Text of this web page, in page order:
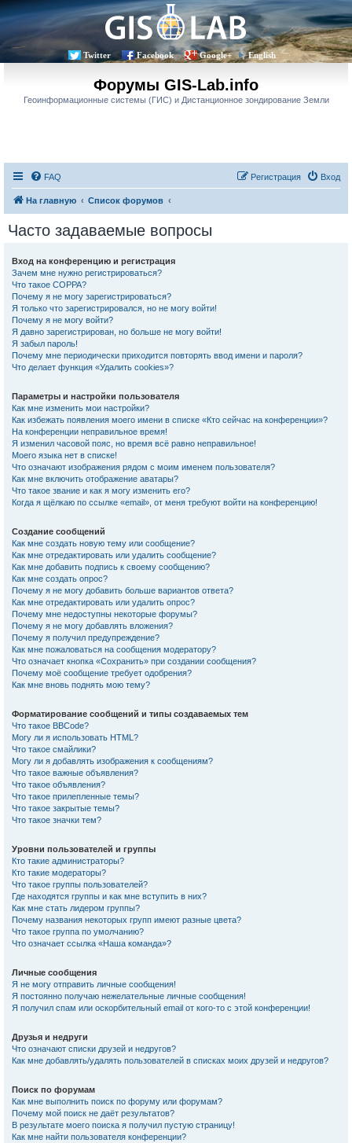
Twitter Facebook Google+ English
Форумы GIS-Lab.info
Геоинформационные системы (ГИС) и Дистанционное зондирование Земли
FAQ Вход
Регистрация
На главную Список форумов
Часто задаваемые вопросы
Вход на конференцию и регистрация
Зачем мне нужно регистрироваться?
Что такое COPPA?
Почему я не могу зарегистрироваться?
Я только что зарегистрировался, но не могу войти!
Почему я не могу войти?
Я давно зарегистрирован, но больше не могу войти!
Я забыл пароль!
Почему мне периодически приходится повторять ввод имени и пароля?
Что делает функция «Удалить cookies»?
Параметры и настройки пользователя
Как мне изменить мои настройки?
Как избежать появления моего имени в списке «Кто сейчас на конференции»?
На конференции неправильное время!
Я изменил часовой пояс, но время всё равно неправильное!
Моего языка нет в списке!
Что означают изображения рядом с моим именем пользователя?
Как мне включить отображение аватары?
Что такое звание и как я могу изменить его?
Когда я щёлкаю по ссылке «email», от меня требуют войти на конференцию!
Создание сообщений
Как мне создать новую тему или сообщение?
Как мне отредактировать или удалить сообщение?
Как мне добавить подпись к своему сообщению?
Как мне создать опрос?
Почему я не могу добавить больше вариантов ответа?
Как мне отредактировать или удалить опрос?
Почему мне недоступны некоторые форумы?
Почему я не могу добавлять вложения?
Почему я получил предупреждение?
Как мне пожаловаться на сообщения модератору?
Что означает кнопка «Сохранить» при создании сообщения?
Почему моё сообщение требует одобрения?
Как мне вновь поднять мою тему?
Форматирование сообщений и типы создаваемых тем
Что такое BBCode?
Могу ли я использовать HTML?
Что такое смайлики?
Могу ли я добавлять изображения к сообщениям?
Что такое важные объявления?
Что такое объявления?
Что такое прилепленные темы?
Что такое закрытые темы?
Что такое значки тем?
Уровни пользователей и группы
Кто такие администраторы?
Кто такие модераторы?
Что такое группы пользователей?
Где находятся группы и как мне вступить в них?
Как мне стать лидером группы?
Почему названия некоторых групп имеют разные цвета?
Что такое группа по умолчанию?
Что означает ссылка «Наша команда»?
Личные сообщения
Я не могу отправить личные сообщения!
Я постоянно получаю нежелательные личные сообщения!
Я получил спам или оскорбительный email от кого-то с этой конференции!
Друзья и недруги
Что означают списки друзей и недругов?
Как мне добавлять/удалять пользователей в списках моих друзей и недругов?
Поиск по форумам
Как мне выполнить поиск по форуму или форумам?
Почему мой поиск не даёт результатов?
В результате моего поиска я получил пустую страницу!
Как мне найти пользователя конференции?